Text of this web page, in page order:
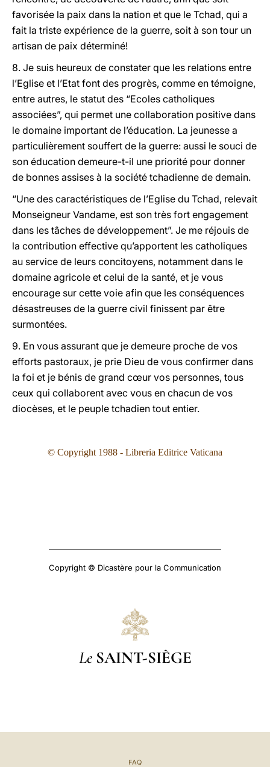
favorisée la paix dans la nation et que le Tchad, qui a
fait la triste expérience de la guerre, soit à son tour un
artisan de paix déterminé!
8. Je suis heureux de constater que les relations entre
l’Eglise et l’Etat font des progrès, comme en témoigne,
entre autres, le statut des “Ecoles catholiques
associées”, qui permet une collaboration positive dans
le domaine important de l’éducation. La jeunesse a
particulièrement souffert de la guerre: aussi le souci de
son éducation demeure-t-il une priorité pour donner
de bonnes assises à la société tchadienne de demain.
“Une des caractéristiques de l’Eglise du Tchad, relevait
Monseigneur Vandame, est son très fort engagement
dans les tâches de développement”. Je me réjouis de
la contribution effective qu’apportent les catholiques
au service de leurs concitoyens, notamment dans le
domaine agricole et celui de la santé, et je vous
encourage sur cette voie afin que les conséquences
désastreuses de la guerre civil finissent par être
surmontées.
9. En vous assurant que je demeure proche de vos
efforts pastoraux, je prie Dieu de vous confirmer dans
la foi et je bénis de grand cœur vos personnes, tous
ceux qui collaborent avec vous en chacun de vos
diocèses, et le peuple tchadien tout entier.
© Copyright 1988 - Libreria Editrice Vaticana
Copyright © Dicastère pour la Communication
Le SAINT-SIÈGE
FAQ